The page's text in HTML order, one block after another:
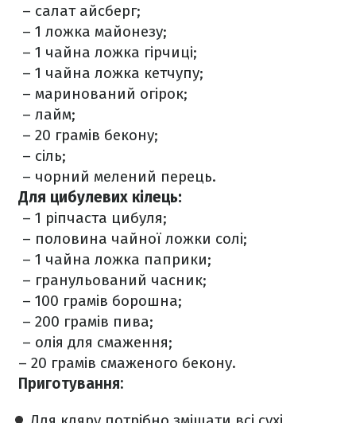
– салат айсберг;
– 1 ложка майонезу;
– 1 чайна ложка гірчиці;
– 1 чайна ложка кетчупу;
– маринований огірок;
– лайм;
– 20 грамів бекону;
– сіль;
– чорний мелений перець.
Для цибулевих кілець:
– 1 ріпчаста цибуля;
– половина чайної ложки солі;
– 1 чайна ложка паприки;
– гранульований часник;
– 100 грамів борошна;
– 200 грамів пива;
– олія для смаження;
– 20 грамів смаженого бекону.
Приготування: